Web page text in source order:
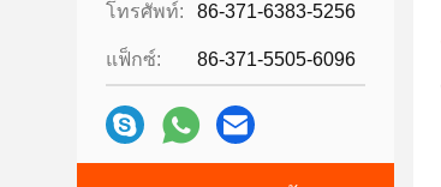
โทรศัพท์: 86-371-6383-5256
แฟ็กซ์: 86-371-5505-6096